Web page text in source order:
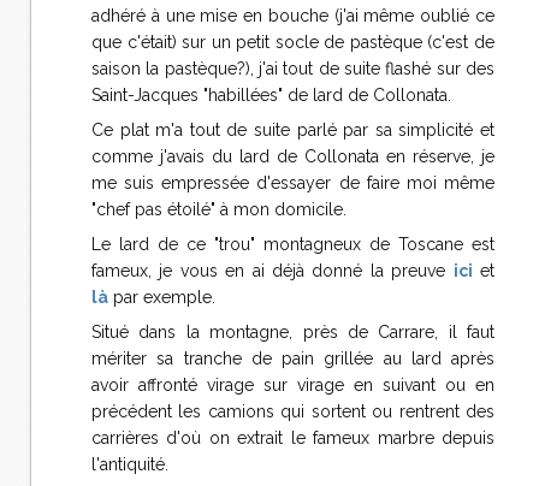
adhéré à une mise en bouche (j'ai même oublié ce
que c'était) sur un petit socle de pastèque (c'est de
saison la pastèque?), j'ai tout de suite flashé sur des
Saint-Jacques "habillées" de lard de Collonata.
Ce plat m'a tout de suite parlé par sa simplicité et
comme j'avais du lard de Collonata en réserve, je
me suis empressée d'essayer de faire moi même
"chef pas étoilé" à mon domicile.
Le lard de ce "trou" montagneux de Toscane est
fameux, je vous en ai déjà donné la preuve ici et
là par exemple.
Situé dans la montagne, près de Carrare, il faut
mériter sa tranche de pain grillée au lard après
avoir affronté virage sur virage en suivant ou en
précédent les camions qui sortent ou rentrent des
carrières d'où on extrait le fameux marbre depuis
l'antiquité.